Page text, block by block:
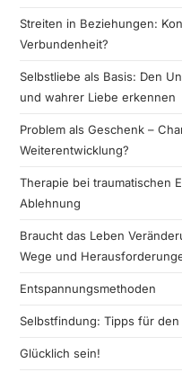
Streiten in Beziehungen:
Verbundenheit?
Selbstliebe als Basis: Den
und wahrer Liebe erkennen
Problem als Geschenk –
Weiterentwicklung?
Therapie bei traumatischen
Ablehnung
Braucht das Leben
Wege und
Entspannungsmethoden
Selbstfindung: Tipps für
Glücklich sein!